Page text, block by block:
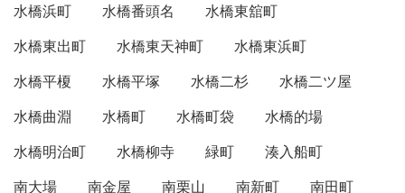
水橋浜町
水橋番頭名
水橋東舘町
水橋東出町
水橋東天神町
水橋東浜町
水橋平榎
水橋平塚 水橋二杉
水橋二ツ屋
水橋曲淵
水橋町 水橋町袋
水橋的場
水橋明治町
水橋柳寺 緑町
湊入船町
南大場
南金屋 南栗山 南新町
南田町